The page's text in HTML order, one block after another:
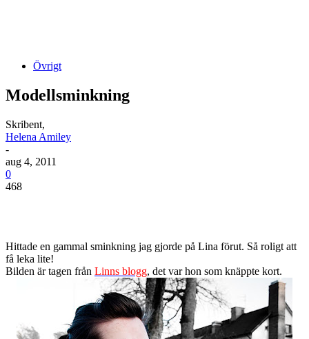
Övrigt
Modellsminkning
Skribent,
Helena Amiley
-
aug 4, 2011
0
468
Hittade en gammal sminkning jag gjorde på Lina förut. Så roligt att
få leka lite!
Bilden är tagen från Linns blogg, det var hon som knäppte kort.